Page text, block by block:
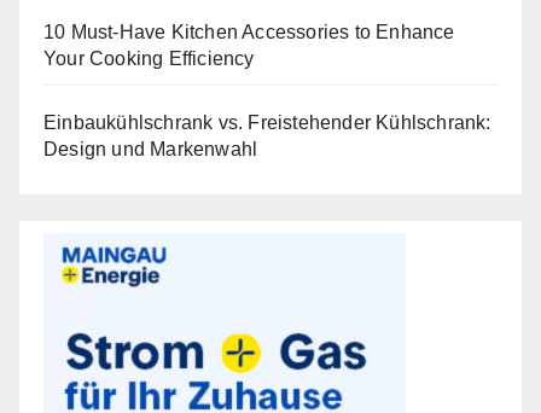
10 Must-Have Kitchen Accessories to Enhance
Your Cooking Efficiency
Einbaukühlschrank vs. Freistehender Kühlschrank:
Design und Markenwahl